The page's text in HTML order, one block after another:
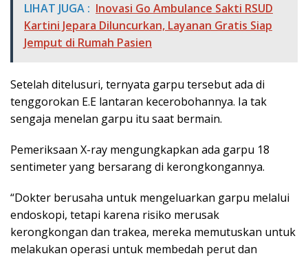
LIHAT JUGA : Inovasi Go Ambulance Sakti RSUD
Kartini Jepara Diluncurkan, Layanan Gratis Siap
Jemput di Rumah Pasien
Setelah ditelusuri, ternyata garpu tersebut ada di
tenggorokan E.E lantaran kecerobohannya. Ia tak
sengaja menelan garpu itu saat bermain.
Pemeriksaan X-ray mengungkapkan ada garpu 18
sentimeter yang bersarang di kerongkongannya.
“Dokter berusaha untuk mengeluarkan garpu melalui
endoskopi, tetapi karena risiko merusak
kerongkongan dan trakea, mereka memutuskan untuk
melakukan operasi untuk membedah perut dan